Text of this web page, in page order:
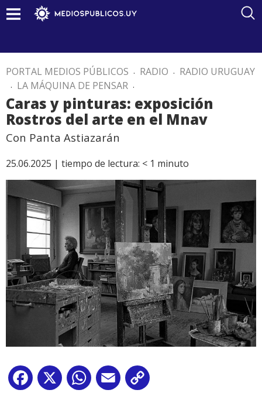
PORTAL MEDIOS PÚBLICOS . RADIO . RADIO URUGUAY
. LA MÁQUINA DE PENSAR .
Caras y pinturas: exposición
Rostros del arte en el Mnav
Con Panta Astiazarán
25.06.2025 | tiempo de lectura: < 1 minuto
Facebook
X WhatsApp
Email